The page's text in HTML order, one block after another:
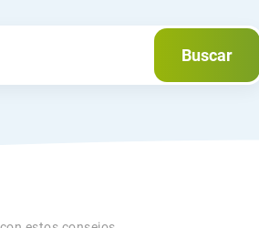
Buscar
Buscar